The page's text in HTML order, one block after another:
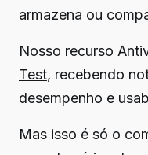
armazena ou
Nosso recurso
Test, recebendo
desempenho e
Mas isso é só o